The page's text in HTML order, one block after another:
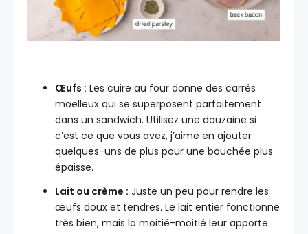
Œufs : Les cuire au four donne des carrés
moelleux qui se superposent parfaitement
dans un sandwich. Utilisez une douzaine si
c’est ce que vous avez, j’aime en ajouter
quelques-uns de plus pour une bouchée plus
épaisse.
Lait ou crème : Juste un peu pour rendre les
œufs doux et tendres. Le lait entier fonctionne
très bien, mais la moitié-moitié leur apporte